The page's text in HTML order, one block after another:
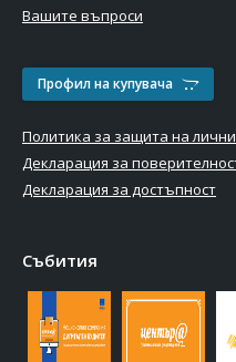
Вашите въпроси
Профил на купувача
Политика за защита на
Декларация за
Декларация за достъпност
Събития